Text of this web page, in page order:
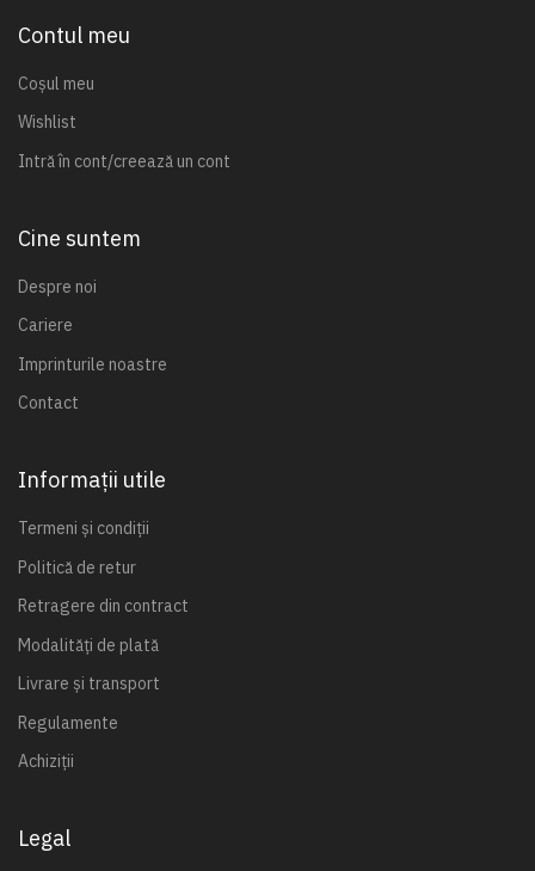
Contul meu
Coșul meu
Wishlist
Intră în cont/creează un cont
Cine suntem
Despre noi
Cariere
Imprinturile noastre
Contact
Informații utile
Termeni și condiții
Politică de retur
Retragere din contract
Modalități de plată
Livrare și transport
Regulamente
Achiziții
Legal